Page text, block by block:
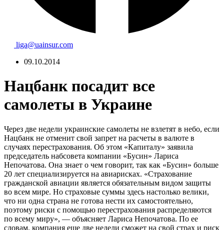
liga@uainsur.com
09.10.2014
Нацбанк посадит все
самолеты в Украине
Через две недели украинские самолеты не взлетят в небо, если
Нацбанк не отменит свой запрет на расчеты в валюте в
случаях перестрахования. Об этом «Капиталу» заявила
председатель набсовета компании «Бусин» Лариса
Непочатова. Она знает о чем говорит, так как «Бусин» больше
20 лет специализируется на авиарисках. «Страхование
гражданской авиации является обязательным видом защиты
во всем мире. Но страховые суммы здесь настолько велики,
что ни одна страна не готова нести их самостоятельно,
поэтому риски с помощью перестрахования распределяются
по всему миру», — объясняет Лариса Непочатова. По ее
словам, компания еще две недели сможет на свой страх и риск